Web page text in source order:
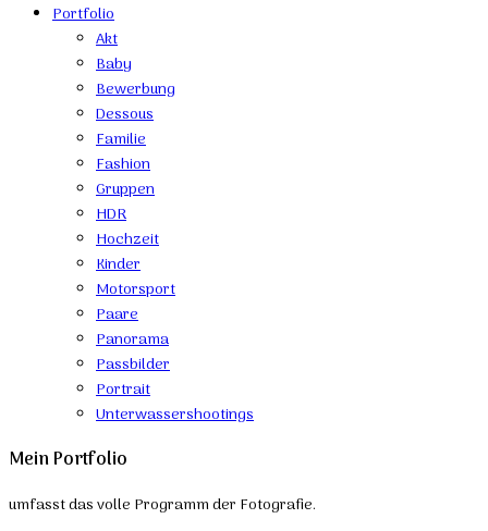
Portfolio
Akt
Baby
Bewerbung
Dessous
Familie
Fashion
Gruppen
HDR
Hochzeit
Kinder
Motorsport
Paare
Panorama
Passbilder
Portrait
Unterwassershootings
Mein Portfolio
umfasst das volle Programm der Fotografie.